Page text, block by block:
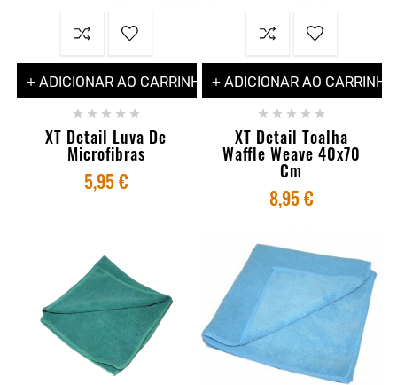
+ ADICIONAR AO CARRINHO
    
XT Detail Luva De
Microfibras
5,95 €
+ ADICIONAR AO CARRINHO
    
XT Detail Toalha
Waffle Weave 40x70
Cm
8,95 €